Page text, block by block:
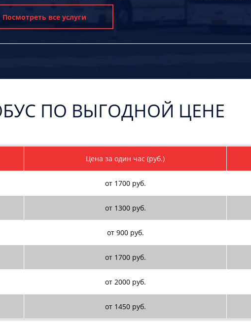
Посмотреть все услуги
ПО ВЫГОДНОЙ ЦЕНЕ
Цена за один час (руб.)
от 1700 руб.
от 1300 руб.
от 900 руб.
от 1700 руб.
от 2000 руб.
от 1450 руб.